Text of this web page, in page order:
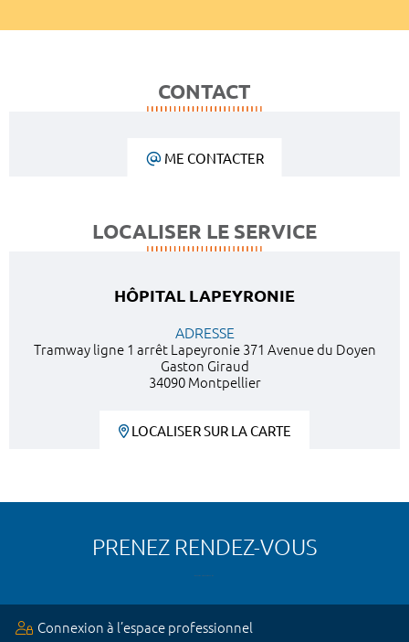
CONTACT
ME CONTACTER
LOCALISER LE SERVICE
HÔPITAL LAPEYRONIE
ADRESSE
Tramway ligne 1 arrêt Lapeyronie 371 Avenue du Doyen
Gaston Giraud
34090 Montpellier
LOCALISER SUR LA CARTE
PRENEZ RENDEZ-VOUS
Connexion à l’espace professionnel